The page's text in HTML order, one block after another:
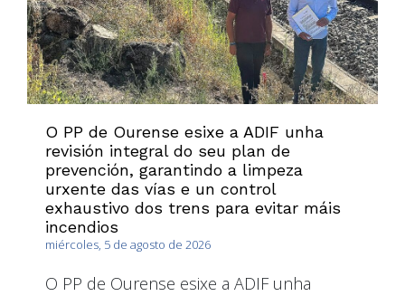
O PP de Ourense esixe a ADIF unha
revisión integral do seu plan de
prevención, garantindo a limpeza
urxente das vías e un control
exhaustivo dos trens para evitar máis
incendios
miércoles, 5 de agosto de 2026
O PP de Ourense esixe a ADIF unha